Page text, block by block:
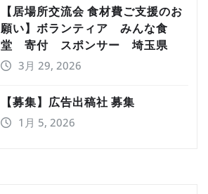
【居場所交流会 食材費ご支援のお
願い】ボランティア みんな食
堂 寄付 スポンサー 埼玉県
3月 29, 2026
【募集】広告出稿社 募集
1月 5, 2026